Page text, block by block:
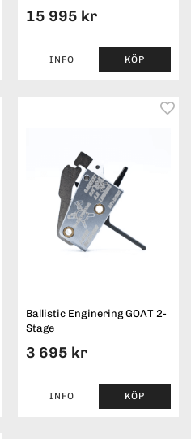
15 995 kr
INFO KÖP
Ballistic Enginering GOAT 2-
Stage
3 695 kr
INFO KÖP